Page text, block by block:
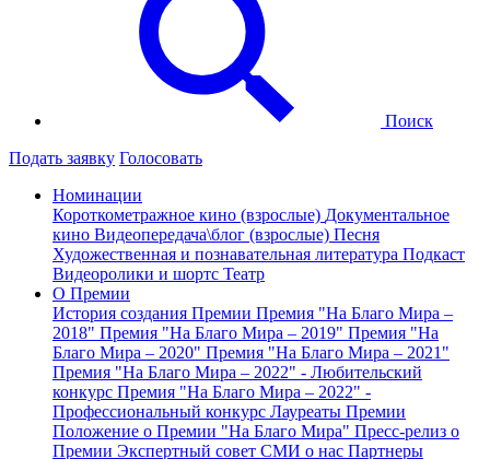
Поиск
Подать заявку Голосовать
Номинации
Короткометражное кино (взрослые) Документальное
кино Видеопередача\блог (взрослые) Песня
Художественная и познавательная литература Подкаст
Видеоролики и шортс Театр
О Премии
История создания Премии Премия "На Благо Мира –
2018" Премия "На Благо Мира – 2019" Премия "На
Благо Мира – 2020" Премия "На Благо Мира – 2021"
Премия "На Благо Мира – 2022" - Любительский
конкурс Премия "На Благо Мира – 2022" -
Профессиональный конкурс Лауреаты Премии
Положение о Премии "На Благо Мира" Пресс-релиз о
Премии Экспертный совет СМИ о нас Партнеры